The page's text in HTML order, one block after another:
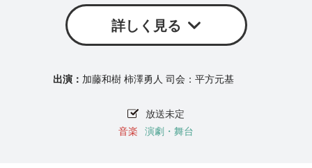
詳しく見る
加藤和樹 柿澤勇人 司会：平方元基
放送未定
音楽 演劇・舞台